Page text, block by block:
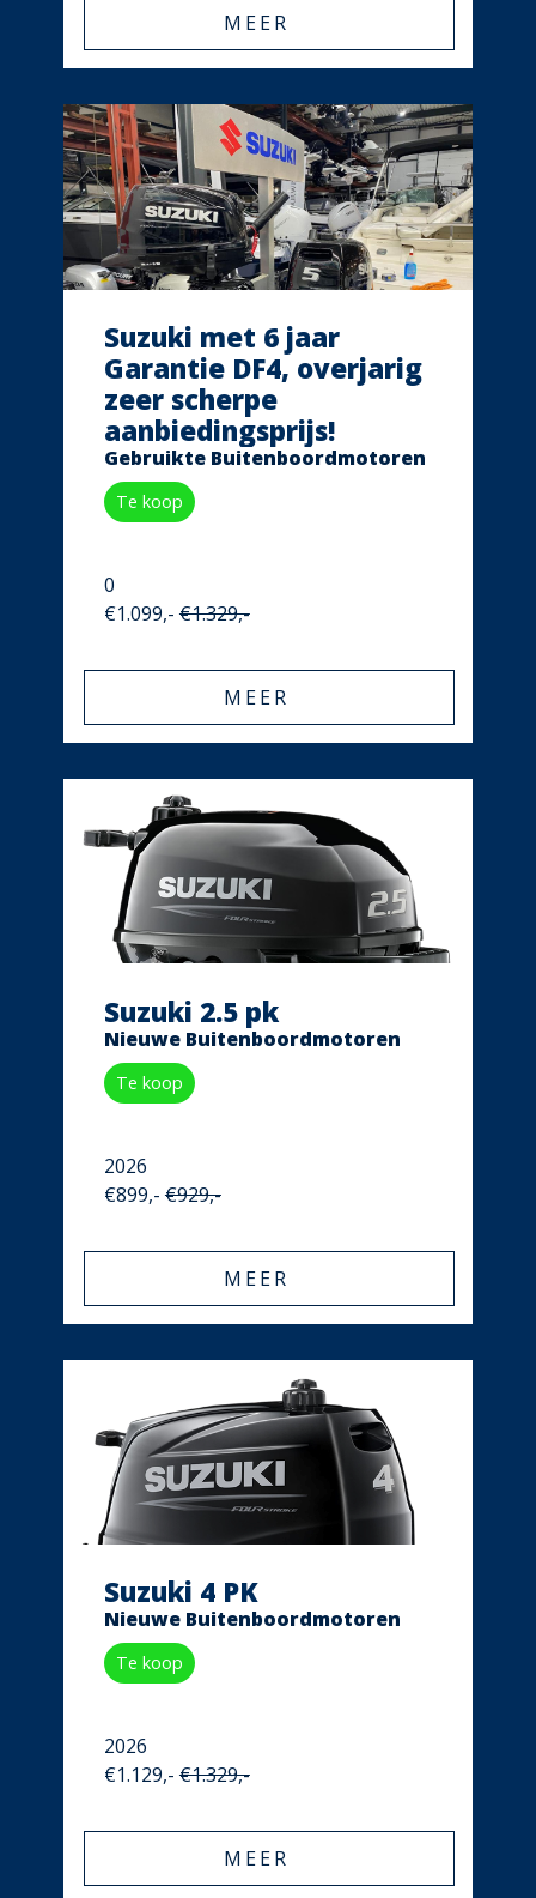
MEER
Suzuki met 6 jaar
Garantie DF4, overjarig
zeer scherpe
aanbiedingsprijs!
Gebruikte Buitenboordmotoren
Te koop
0
€1.099,- €1.329,-
MEER
Suzuki 2.5 pk
Nieuwe Buitenboordmotoren
Te koop
2026
€899,- €929,-
MEER
Suzuki 4 PK
Nieuwe Buitenboordmotoren
Te koop
2026
€1.129,- €1.329,-
MEER